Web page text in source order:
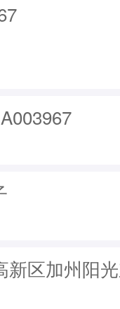
区加州阳